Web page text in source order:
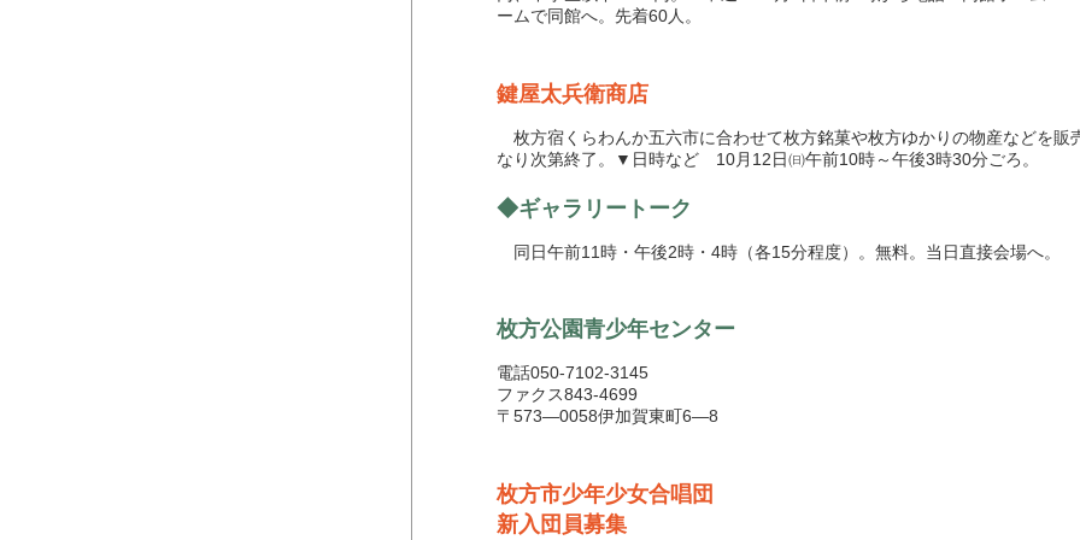
ームで同館へ。先着60人。
鍵屋太兵衛商店
枚方宿くらわんか五六市に合わせて枚方銘菓や枚方ゆかりの物産などを販
なり次第終了。▼日時など 10月12日㈰午前10時～午後3時30分ごろ。
◆ギャラリートーク
同日午前11時・午後2時・4時（各15分程度）。無料。当日直接会場へ。
枚方公園青少年センター
電話050-7102-3145
ファクス843-4699
〒573―0058伊加賀東町6―8
枚方市少年少女合唱団
新入団員募集